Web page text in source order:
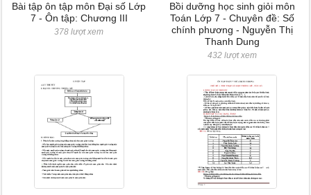
Bài tập ôn tập môn Đại số Lớp
7 - Ôn tập: Chương III
378 lượt xem
Bồi dưỡng học sinh giỏi môn
Toán Lớp 7 - Chuyên đề: Số
chính phương - Nguyễn Thị
Thanh Dung
432 lượt xem